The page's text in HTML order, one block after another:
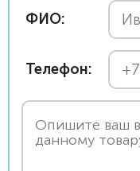
ФИО:
Телефон: